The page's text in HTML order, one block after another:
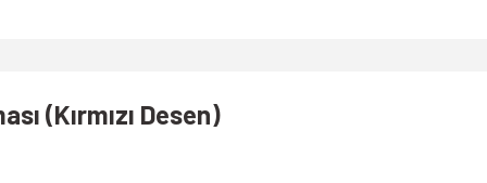
(Kırmızı Desen)